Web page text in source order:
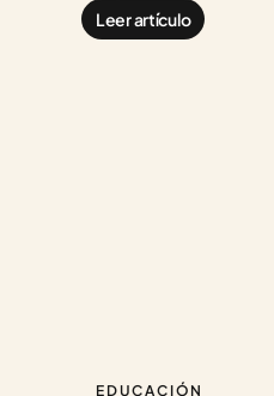
Leer artículo
EDUCACIÓN